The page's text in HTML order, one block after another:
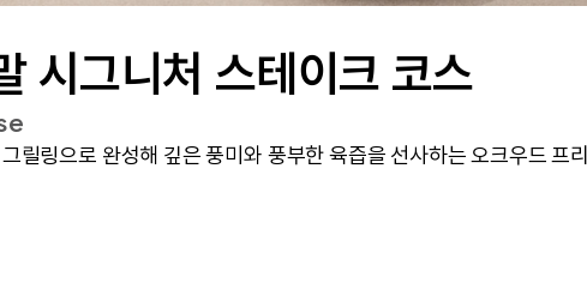
시그니처 스테이크 코스
릴링으로 완성해 깊은 풍미와 풍부한 육즙을 선사하는 오크우드 프